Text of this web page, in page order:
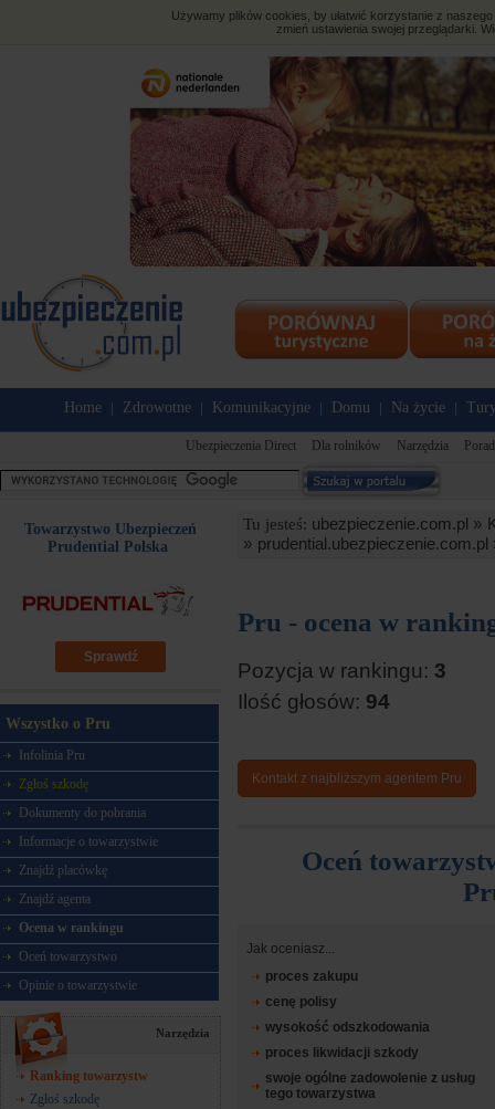
Używamy plików cookies, by ułatwić korzystanie z
zmień ustawienia swojej przeglądarki.
Home Zdrowotne Komunikacyjne Domu Na życie
Ubezpieczenia Direct Dla rolników Narzędzia
Towarzystwo Ubezpieczeń
Prudential Polska
Sprawdź
Wszystko o Pru
Infolinia Pru
Zgłoś szkodę
Dokumenty do pobrania
Informacje o towarzystwie
Znajdź placówkę
Znajdź agenta
Ocena w rankingu
Oceń towarzystwo
Opinie o towarzystwie
Narzędzia
Ranking towarzystw
Zgłoś szkodę
Tu jesteś: ubezpieczenie.com.pl »
» prudential.ubezpieczenie.com.pl
Pru - ocena w
Pozycja w rankingu: 3
Ilość głosów: 94
Kontakt z najbliższym agentem Pru
Oceń
Jak oceniasz...
proces zakupu
cenę polisy
wysokość odszkodowania
proces likwidacji szkody
swoje ogólne zadowolenie z usług
tego towarzystwa